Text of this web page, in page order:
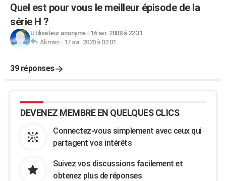
Quel est pour vous le meilleur épisode de la
série H ?
Utilisateur anonyme- 16 avr. 2008 à 22:31
Akman- 17 avr. 2020 à 02:01
39 réponses
DEVENEZ MEMBRE EN QUELQUES CLICS
Connectez-vous simplement avec ceux qui
partagent vos intérêts
Suivez vos discussions facilement et
obtenez plus de réponses